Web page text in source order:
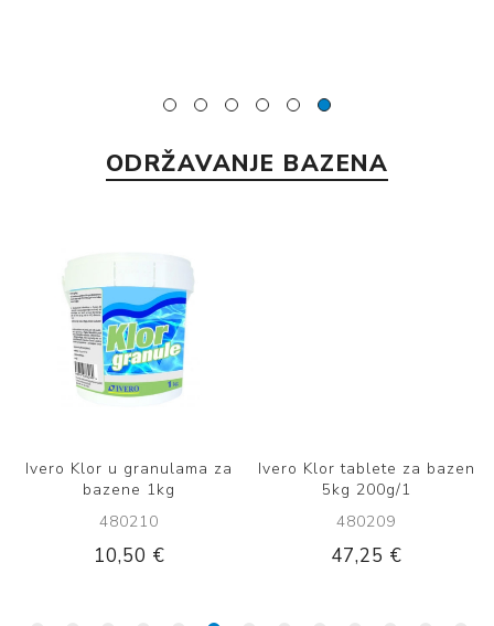
ODRŽAVANJE BAZENA
Ivero Klor u granulama za
bazene 1kg
480210
10,50 €
Ivero Klor tablete za bazen
5kg 200g/1
480209
47,25 €